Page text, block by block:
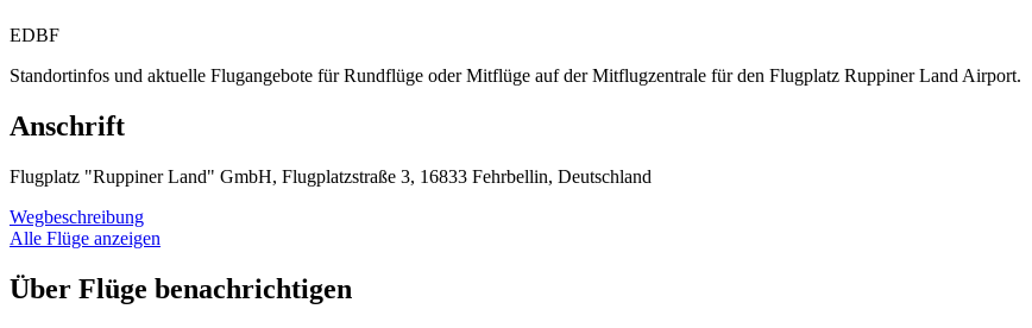
EDBF
Standortinfos und aktuelle Flugangebote für Rundflüge oder Mitflüge auf der Mitflugzentrale für den Flugplatz Ruppiner Land Airport.
Anschrift
Flugplatz "Ruppiner Land" GmbH, Flugplatzstraße 3, 16833 Fehrbellin, Deutschland
Wegbeschreibung
Alle Flüge anzeigen
Über Flüge benachrichtigen